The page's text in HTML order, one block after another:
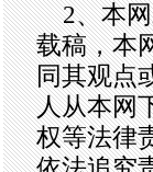
2、本网
载稿，本
同其观点
人从本网
权等法律